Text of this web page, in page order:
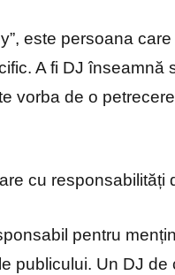
este persoana
A fi DJ
vorba de o
cu responsabilități
pentru
publicului. Un DJ